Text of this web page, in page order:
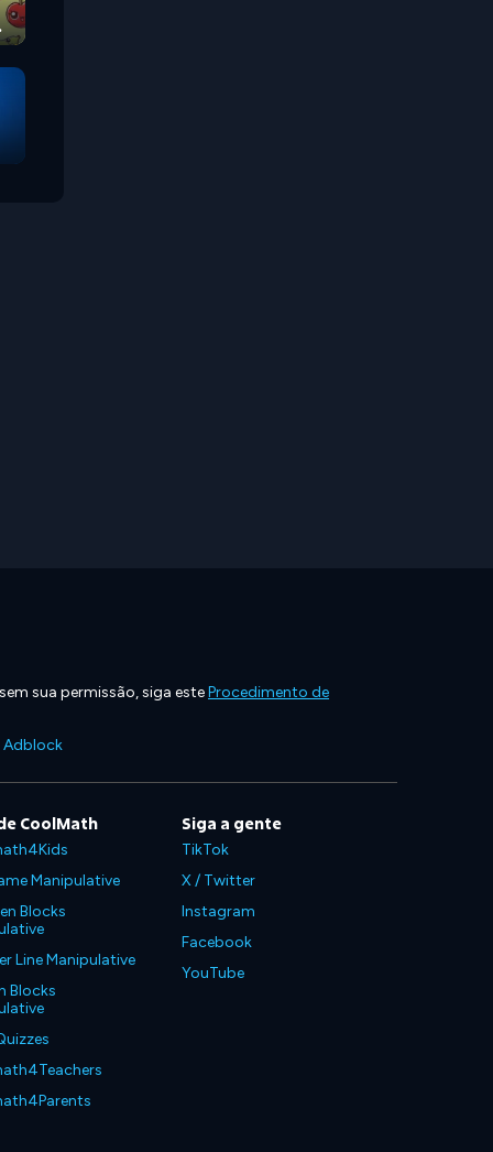
sua permissão, siga esteProcedimento de
Adblock
CoolMath
Manipulative
Blocks
Line Manipulative
Blocks
Siga a gente
TikTok
X / Twitter
Instagram
Facebook
YouTube